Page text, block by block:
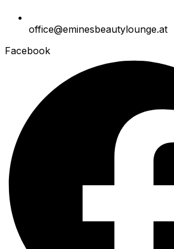
office@eminesbeautylounge.at
Facebook